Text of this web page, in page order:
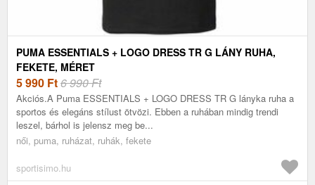
PUMA ESSENTIALS + LOGO DRESS TR G LÁNY RUHA,
FEKETE, MÉRET
5 990 Ft6 990 Ft
Akciós.A Puma ESSENTIALS + LOGO DRESS TR G lányka ruha a
sportos és elegáns stílust ötvözi. Ebben a ruhában mindig trendi
leszel, bárhol is jelensz meg be...
női, puma, ruházat, ruhák, fekete
sportisimo.hu